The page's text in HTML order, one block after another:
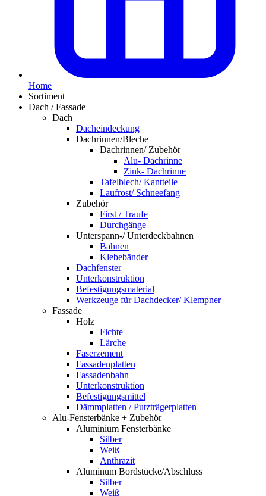
Home
Sortiment
Dach / Fassade
Dach
Dacheindeckung
Dachrinnen/Bleche
Dachrinnen/ Zubehör
Alu- Dachrinne
Zink- Dachrinne
Tafelblech/ Kantteile
Laufrost/ Schneefang
Zubehör
First / Traufe
Durchgänge
Unterspann-/ Unterdeckbahnen
Bahnen
Klebebänder
Dachfenster
Unterkonstruktion
Befestigungsmaterial
Werkzeuge für Dachdecker/ Klempner
Fassade
Holz
Fichte
Lärche
Faserzement
Fassadenplatten
Fassadenbahn
Unterkonstruktion
Befestigungsmittel
Dämmplatten / Putzträgerplatten
Alu-Fensterbänke + Zubehör
Aluminium Fensterbänke
Silber
Weiß
Anthrazit
Aluminum Bordstücke/Abschluss
Silber
Weiß